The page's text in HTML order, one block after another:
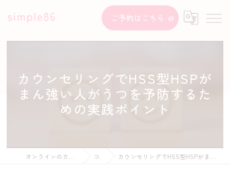
ご予約はこちら
カウンセリングでHSS型HSPが
まん強い人がうつを予防するた
めの実践ポイント
オンラインのカウンセリングならsimple86 コラム カウンセリングでHSS型HSPがまん強い人がうつを予防するための実践ポイント